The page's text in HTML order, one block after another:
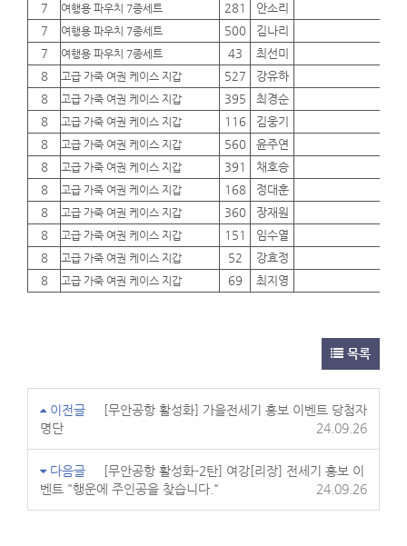
7
여행용 파우치 7종세트 281 안소리
7
여행용 파우치 7종세트 500 김나리
7
여행용 파우치 7종세트 43 최선미
8
고급 가죽 여권 케이스 지갑 527 강유하
8
고급 가죽 여권 케이스 지갑 395 최경순
8
고급 가죽 여권 케이스 지갑 116 김웅기
8
고급 가죽 여권 케이스 지갑 560 윤주연
8
고급 가죽 여권 케이스 지갑 391 채호승
8
고급 가죽 여권 케이스 지갑 168 정대훈
8
고급 가죽 여권 케이스 지갑 360 장재원
8
고급 가죽 여권 케이스 지갑 151 임수열
8
고급 가죽 여권 케이스 지갑 52 강효정
8
고급 가죽 여권 케이스 지갑 69 최지영
목록
이전글
[무안공항 활성화] 가을전세기 홍보 이벤트 당첨자
명단
24.09.26
다음글
[무안공항 활성화-2탄] 여강[리장] 전세기 홍보 이
벤트 "행운에 주인공을 찾습니다."
24.09.26